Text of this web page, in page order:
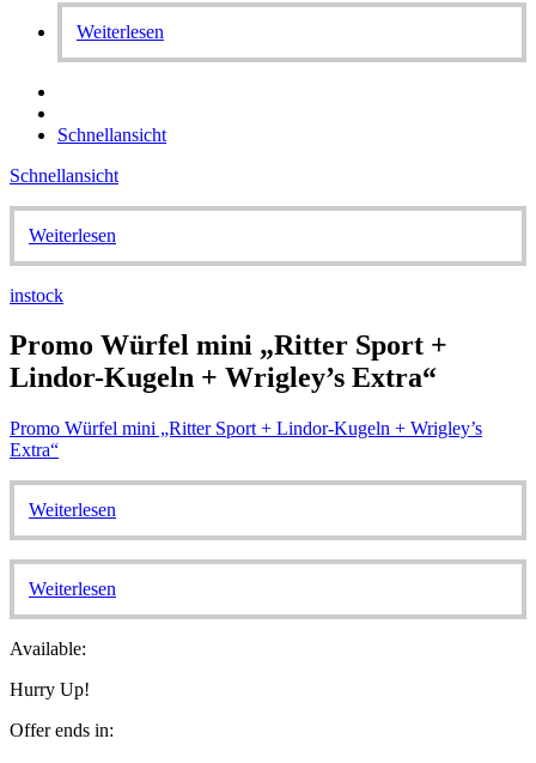
Weiterlesen
Schnellansicht
Schnellansicht
Weiterlesen
instock
Promo Würfel mini „Ritter Sport +
Lindor-Kugeln + Wrigley’s Extra“
Promo Würfel mini „Ritter Sport + Lindor-Kugeln + Wrigley’s
Extra“
Weiterlesen
Weiterlesen
Available:
Hurry Up!
Offer ends in: